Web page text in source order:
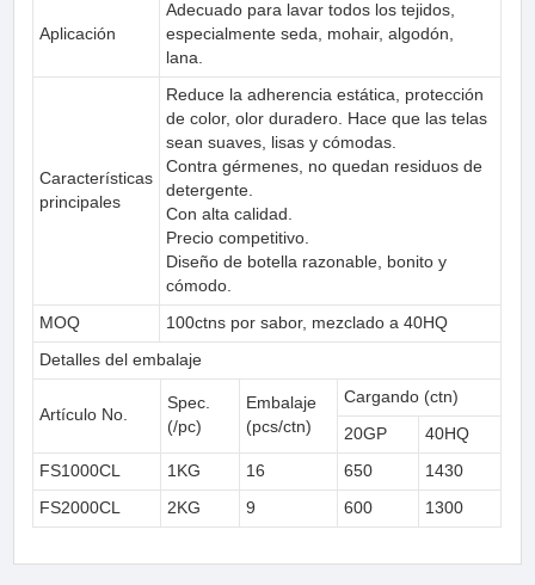
Aplicación
Adecuado para lavar todos los tejidos,
especialmente seda, mohair, algodón,
lana.
Características
principales
Reduce la adherencia estática, protección
de color, olor duradero. Hace que las telas
sean suaves, lisas y cómodas.
Contra gérmenes, no quedan residuos de
detergente.
Con alta calidad.
Precio competitivo.
Diseño de botella razonable, bonito y
cómodo.
MOQ 100ctns por sabor, mezclado a 40HQ
Detalles del embalaje
Artículo No.
Spec.
(/pc)
Embalaje
(pcs/ctn)
Cargando (ctn)
20GP 40HQ
FS1000CL 1KG 16 650 1430
FS2000CL 2KG 9 600 1300